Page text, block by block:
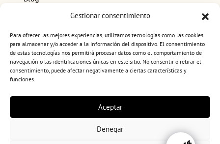
Gestionar consentimiento
Para ofrecer las mejores experiencias, utilizamos tecnologías como las cookies
para almacenar y/o acceder a la información del dispositivo. El consentimiento
de estas tecnologías nos permitirá procesar datos como el comportamiento de
navegación o las identificaciones únicas en este sitio. No consentir o retirar el
consentimiento, puede afectar negativamente a ciertas características y
funciones.
Aceptar
Denegar
Lo más popular
Política de privacidad Política de cookies
Copyright 2026. BePlus